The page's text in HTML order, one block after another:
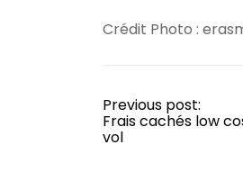
Crédit Photo :
Previous post:
Frais cachés low
vol